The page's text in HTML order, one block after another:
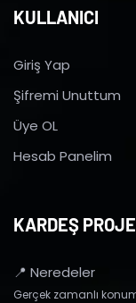
KULLANICI
Giriş Yap
Şifremi Unuttum
Üye OL
Hesab Panelim
KARDEŞ
📍 Neredeler
Gerçek zamanlı